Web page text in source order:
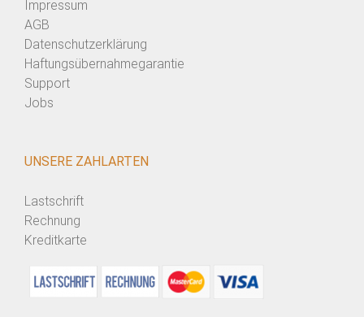
Impressum
AGB
Datenschutzerklärung
Haftungsübernahmegarantie
Support
Jobs
UNSERE ZAHLARTEN
Lastschrift
Rechnung
Kreditkarte